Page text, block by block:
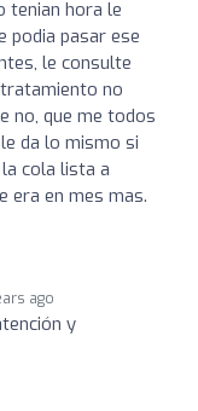
tenian hora le
podia pasar ese
le consulte
no
no, que me todos
da lo mismo si
cola lista a
era en mes mas.
ago
y